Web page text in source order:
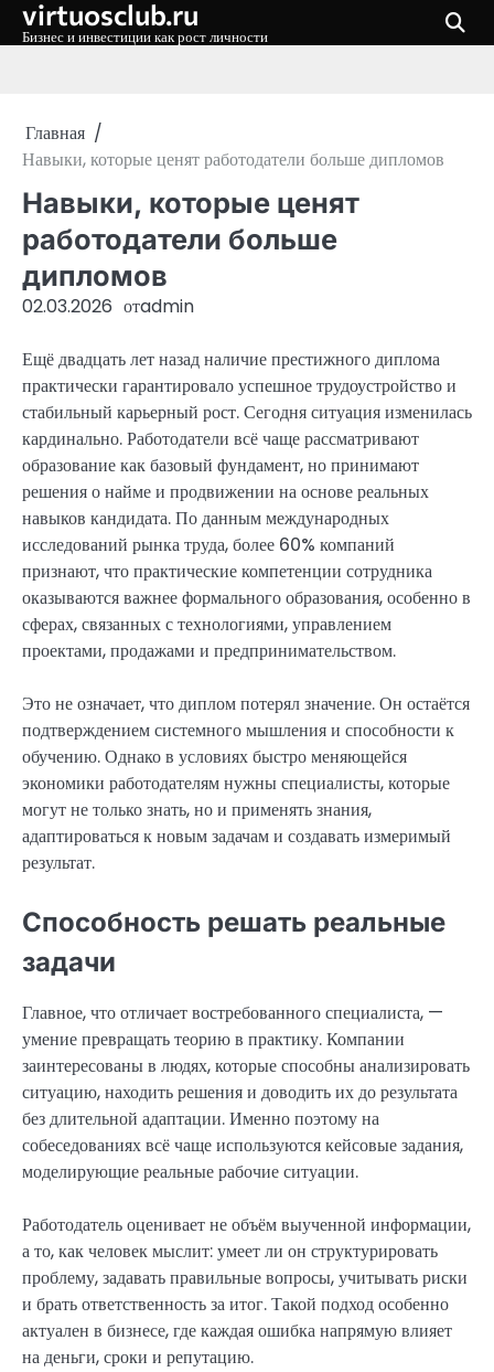
Перейти
virtuosclub.ru
Бизнес и инвестиции как рост личности
Главная
Навыки, которые ценят работодатели больше дипломов
Навыки, которые ценят
работодатели больше
дипломов
02.03.2026 отadmin
Ещё двадцать лет назад наличие престижного диплома
практически гарантировало успешное трудоустройство и
стабильный карьерный рост. Сегодня ситуация изменилась
кардинально. Работодатели всё чаще рассматривают
образование как базовый фундамент, но принимают
решения о найме и продвижении на основе реальных
навыков кандидата. По данным международных
исследований рынка труда, более 60% компаний
признают, что практические компетенции сотрудника
оказываются важнее формального образования, особенно в
сферах, связанных с технологиями, управлением
проектами, продажами и предпринимательством.
Это не означает, что диплом потерял значение. Он остаётся
подтверждением системного мышления и способности к
обучению. Однако в условиях быстро меняющейся
экономики работодателям нужны специалисты, которые
могут не только знать, но и применять знания,
адаптироваться к новым задачам и создавать измеримый
результат.
Способность решать реальные
задачи
Главное, что отличает востребованного специалиста, —
умение превращать теорию в практику. Компании
заинтересованы в людях, которые способны анализировать
ситуацию, находить решения и доводить их до результата
без длительной адаптации. Именно поэтому на
собеседованиях всё чаще используются кейсовые задания,
моделирующие реальные рабочие ситуации.
Работодатель оценивает не объём выученной информации,
а то, как человек мыслит: умеет ли он структурировать
проблему, задавать правильные вопросы, учитывать риски
и брать ответственность за итог. Такой подход особенно
актуален в бизнесе, где каждая ошибка напрямую влияет
на деньги, сроки и репутацию.